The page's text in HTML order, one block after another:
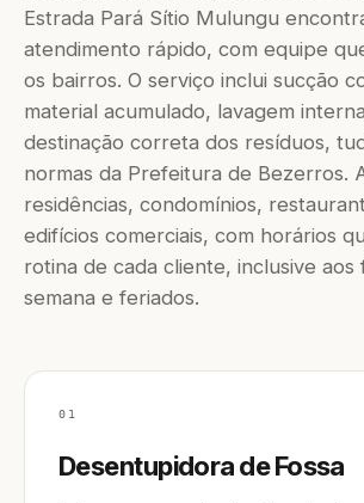
Estrada Pará Sítio Mulungu
atendimento rápido, com equipe
os bairros. O serviço inclui sucção
material acumulado, lavagem
destinação correta dos resíduos,
normas da Prefeitura de Bezerros.
residências, condomínios,
edifícios comerciais, com horários
rotina de cada cliente, inclusive aos
semana e feriados.
01
Desentupidora de Fossa